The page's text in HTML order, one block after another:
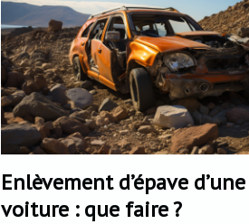
Enlèvement d’épave d’une
voiture : que faire ?